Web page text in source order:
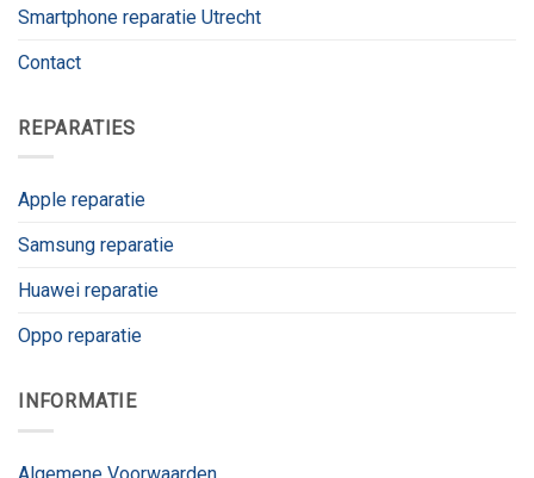
Smartphone reparatie Utrecht
Contact
REPARATIES
Apple reparatie
Samsung reparatie
Huawei reparatie
Oppo reparatie
INFORMATIE